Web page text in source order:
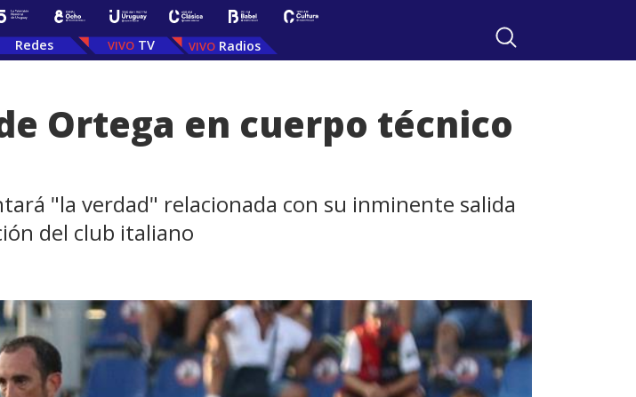
Redes TV Radios
Ortega en cuerpo técnico
"la verdad" relacionada con su inminente salida
del club italiano